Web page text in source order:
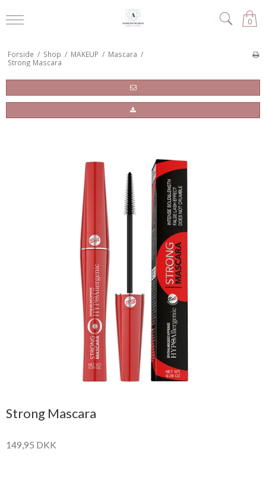
0
Forside / Shop / MAKEUP / Mascara /
Strong Mascara
Strong Mascara
149,95 DKK